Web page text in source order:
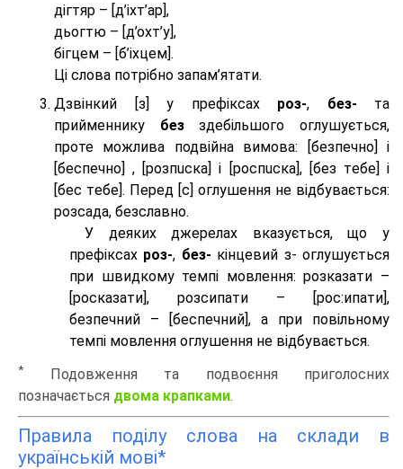
дігтяр – [д’іхт’ар],
дьогтю – [д’охт’у],
бігцем – [б’іхцем].
Ці слова потрібно запам’ятати.
Дзвінкий [з] у префіксах роз-, без- та
прийменнику безздебільшого оглушується,
проте можлива подвійна вимова: [безпeчно] і
[беспeчно] , [розпuска] і [роспuска], [без тeбе] і
[бес тeбе]. Перед [с] оглушення не відбувається:
розсада, безславно.
У деяких джерелах вказується, що у
префіксах роз-, без- кінцевий з- оглушується
при швидкому темпі мовлення: розказати –
[росказати], розсипати – [роc:ипати],
безпечний – [беспечний], а при повільному
темпі мовлення оглушення не відбувається.
*
Подовження та подвоєння приголосних
позначається двома крапками.
Правила поділу слова на склади в
українській мові*